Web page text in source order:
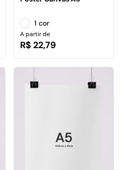
1 cor
A partir de
R$ 22,79